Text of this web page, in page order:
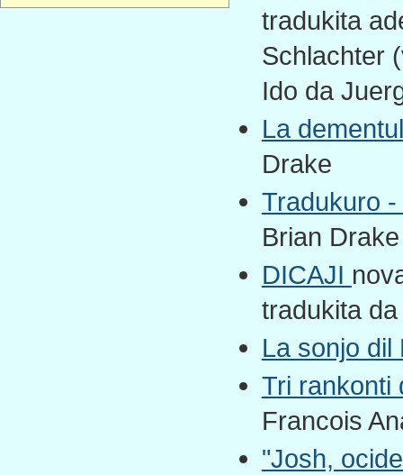
tradukita
Schlachter
Ido da
La
Drake
Tradukuro
Brian Drake
DICAJI
tradukita
La sonjo dil
Tri rankonti
Francois
"Josh,